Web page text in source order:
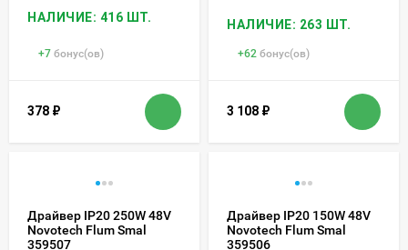
НАЛИЧИЕ: 416 ШТ.
+7 бонус(ов)
378 ₽
НАЛИЧИЕ: 263 ШТ.
+62 бонус(ов)
3 108 ₽
Драйвер IP20 250W 48V
Novotech Flum Smal
359507
Драйвер IP20 150W 48V
Novotech Flum Smal
359506